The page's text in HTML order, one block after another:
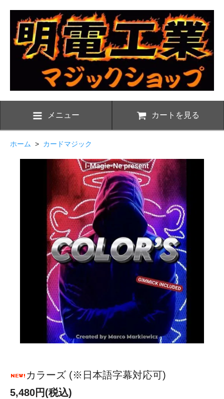
メニュー カートを見る
ホーム > カードマジック
カラーズ (※日本語字幕対応可)
5,480円(税込)